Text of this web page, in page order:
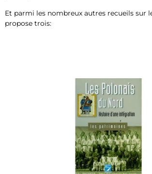
Et parmi les nombreux autres recueils sur
propose trois: